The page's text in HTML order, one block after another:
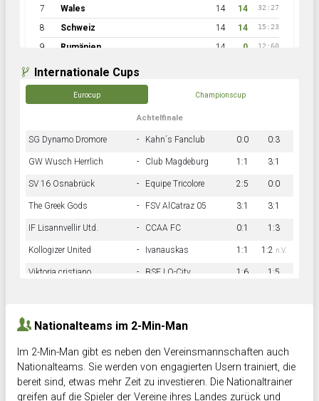
7 Wales 14 14 32:27
8 Schweiz 14 14 15:23
9 Rumänien 14 0 12:60
Internationale Cups
Eurocup Championscup
Achtelfinale
SG Dynamo Dromore - Kahn´s Fanclub 0:0 0:3
GW Wusch Herrlich - Club Magdeburg 1:1 3:1
SV 16 Osnabrück - Equipe Tricolore 2:5 0:0
The Greek Gods - FSV AlCatraz 05 3:1 3:1
IF Lisannvellir Utd. - CCAA FC 0:1 1:3
Kollogizer United - Ivanauskas 1:1 1:2 n.V.
Viktoria cristiano - BSF LO-City 1:6 1:5
Nationalteams im 2-Min-Man
Im 2-Min-Man gibt es neben den Vereinsmannschaften auch
Nationalteams. Sie werden von engagierten Usern trainiert, die
bereit sind, etwas mehr Zeit zu investieren. Die Nationaltrainer
greifen auf die Spieler der Vereine ihres Landes zurück und